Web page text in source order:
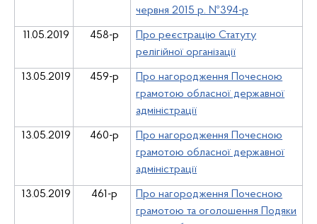
червня 2015 р. №394-р
11.05.2019 458-р
Про реєстрацію Статуту
релігійної організації
13.05.2019 459-р
Про нагородження Почесною
грамотою обласної державної
адміністрації
13.05.2019 460-р
Про нагородження Почесною
грамотою обласної державної
адміністрації
13.05.2019 461-р
Про нагородження Почесною
грамотою та оголошення Подяки